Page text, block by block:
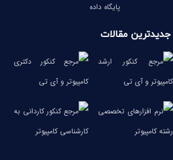
پایگاه داده
جدیدترین مقالات